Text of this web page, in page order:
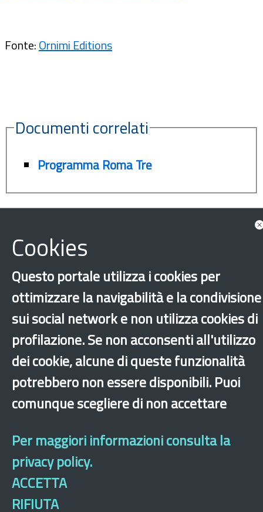
Fonte:Ornimi Editions
Documenti correlati
Programma Roma Tre
Formazione e tirocini
Lingua italiana
Italiano
Roma
×
Cookies
Questo portale utilizza i cookies per
ottimizzare la navigabilità e la condivisione
sui social network e non utilizza cookies di
profilazione. Se non acconsenti all'utilizzo
dei cookie, alcune di queste funzionalità
potrebbero non essere disponibili. Puoi
comunque scegliere di non accettare
Per maggiori informazioni consulta la
privacy policy.
ACCETTA
RIFIUTA
Sito archeologico